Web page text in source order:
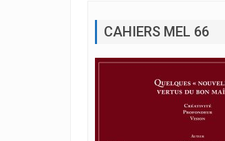
CAHIERS MEL 66